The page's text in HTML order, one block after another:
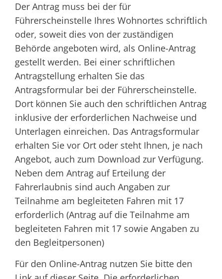
Der Antrag muss bei der für
Führerscheinstelle Ihres Wohnortes schriftlich
oder, soweit dies von der zuständigen
Behörde angeboten wird, als Online-Antrag
gestellt werden. Bei einer schriftlichen
Antragstellung erhalten Sie das
Antragsformular bei der Führerscheinstelle.
Dort können Sie auch den schriftlichen Antrag
inklusive der erforderlichen Nachweise und
Unterlagen einreichen. Das Antragsformular
erhalten Sie vor Ort oder steht Ihnen, je nach
Angebot, auch zum Download zur Verfügung.
Neben dem Antrag auf Erteilung der
Fahrerlaubnis sind auch Angaben zur
Teilnahme am begleiteten Fahren mit 17
erforderlich (Antrag auf die Teilnahme am
begleiteten Fahren mit 17 sowie Angaben zu
den Begleitpersonen)
Für den Online-Antrag nutzen Sie bitte den